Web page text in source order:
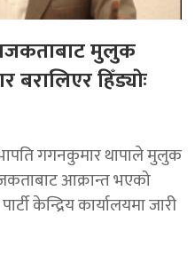
मुलुक
हिँड्याेः
गगनकुमार थापाले मुलुक
आक्रान्त भएको
केन्द्रिय कार्यालयमा जारी